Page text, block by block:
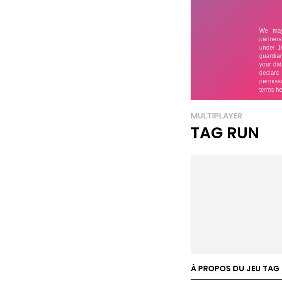
MULTIPLAYER
TAG RUN
À PROPOS DU JEU TAG